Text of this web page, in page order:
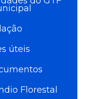
úteis
Florestal